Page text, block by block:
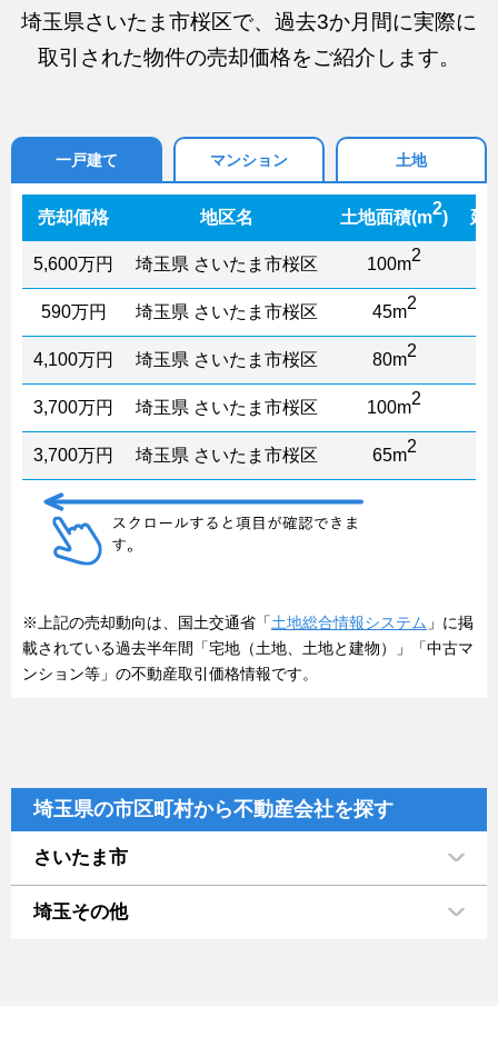
埼玉県さいたま市桜区で、過去3か月間に実際に
取引された物件の売却価格をご紹介します。
一戸建て マンション 土地
売却価格 地区名 土地面積(m2) 延
5,600万円 埼玉県 さいたま市桜区 100m2
590万円 埼玉県 さいたま市桜区 45m2
4,100万円 埼玉県 さいたま市桜区 80m2
3,700万円 埼玉県 さいたま市桜区 100m2
3,700万円 埼玉県 さいたま市桜区 65m2
※上記の売却動向は、国土交通省「土地総合情報システム 」に掲
載されている過去半年間「宅地（土地、土地と建物）」「中古マ
ンション等」の不動産取引価格情報です。
埼玉県の市区町村から不動産会社を探す
さいたま市
埼玉その他